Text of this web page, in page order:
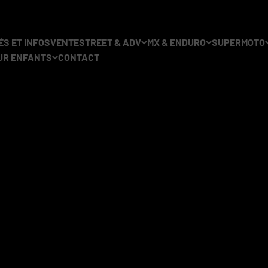
ET INFOSVENTESTREET & ADV MX & ENDURO SUPERMOTO
ENFANTS
CONTACT
rayons. Vous y trouverez
et